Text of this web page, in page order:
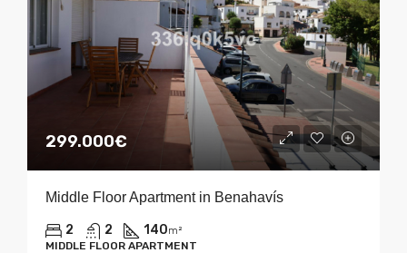
299.000€
Middle Floor Apartment in Benahavís
2 2 140m²
MIDDLE FLOOR APARTMENT